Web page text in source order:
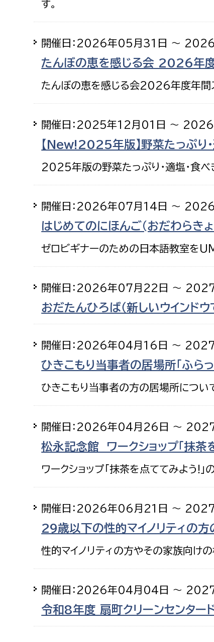
す。
開催日：2026年05月31日 ～
たんぼの恵を感じる会 2026年度
たんぼの恵を感じる会2026年度年間
開催日：2025年12月01日 ～
【New!2025年版】野菜たっぷり
2025年版の野菜たっぷり・適塩・食べ
開催日：2026年07月14日 ～
はじめてのにほんご(おだわらき
ゼロビギナーのための日本語教室を
開催日：2026年07月22日 ～
おだたんひろば（新しいウインドウ
開催日：2026年04月16日 ～
ひきこもり当事者の居場所「ふらっ
ひきこもり当事者の方の居場所につい
開催日：2026年04月26日 ～
松永記念館 ワークショップ「抹茶
ワークショップ「抹茶を点ててみよう!」
開催日：2026年06月21日 ～
29歳以下の性的マイノリティの方
性的マイノリティの方やその家族向け
開催日：2026年04月04日 ～
令和8年度 扇町クリーンセンター